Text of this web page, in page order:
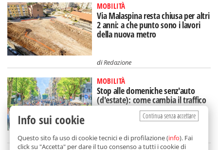
MOBILITÀ
Via Malaspina resta chiusa per altri
2 anni: a che punto sono i lavori
della nuova metro
diRedazione
MOBILITÀ
Stop alle domeniche senz'auto
(d'estate): come cambia il traffico
in via Libertà
diRedazione
Continua senza accettare
Info sui cookie
Questo sito fa uso di cookie tecnici e di profilazione (info). Fai
click su "Accetta" per dare il tuo consenso a tutti i cookie di